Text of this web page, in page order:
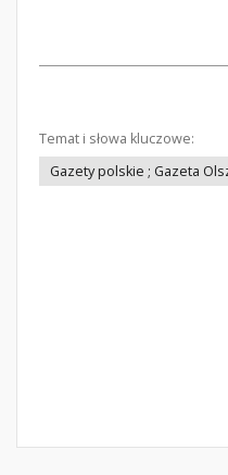
Temat i słowa kluczowe:
Gazety polskie ; Gazeta